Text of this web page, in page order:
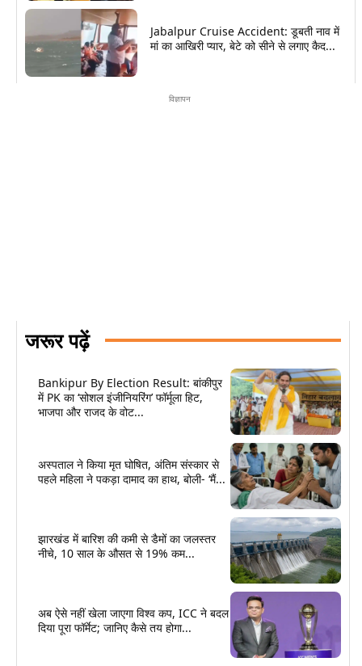
Jabalpur Cruise Accident: डूबती नाव में
मां का आखिरी प्यार, बेटे को सीने से लगाए कैद...
विज्ञापन
जरूर पढ़ें
Bankipur By Election Result: बांकीपुर
में PK का ‘सोशल इंजीनियरिंग’ फॉर्मूला हिट,
भाजपा और राजद के वोट...
अस्पताल ने किया मृत घोषित, अंतिम संस्कार से
पहले महिला ने पकड़ा दामाद का हाथ, बोली- ‘मैं...
झारखंड में बारिश की कमी से डैमों का जलस्तर
नीचे, 10 साल के औसत से 19% कम...
अब ऐसे नहीं खेला जाएगा विश्व कप, ICC ने बदल
दिया पूरा फॉर्मेट; जानिए कैसे तय होगा...